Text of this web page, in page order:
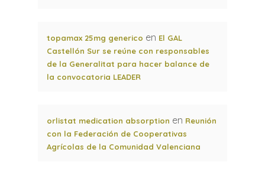
topamax 25mg generico en El GAL
Castellón Sur se reúne con responsables
de la Generalitat para hacer balance de
la convocatoria LEADER
orlistat medication absorption en Reunión
con la Federación de Cooperativas
Agrícolas de la Comunidad Valenciana